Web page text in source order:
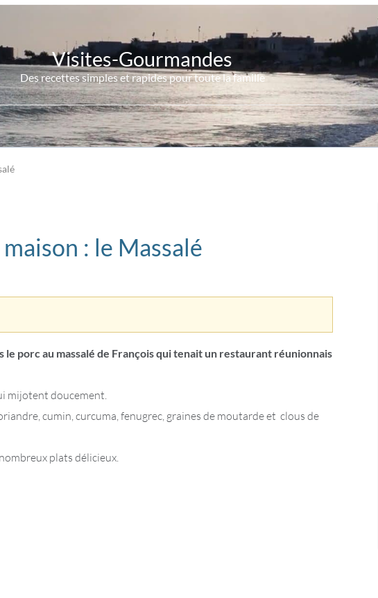
Visites-Gourmandes
Des recettes simples et rapides pour toute la famille
: le Massalé
le porc au massalé de François qui tenait un restaurant réunionnais
mijotent doucement.
cumin, curcuma, fenugrec, graines de moutarde et clous de
plats délicieux.